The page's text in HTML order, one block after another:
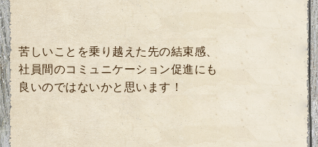
苦しいことを乗り越えた先の結束感、
社員間のコミュニケーション促進にも
良いのではないかと思います！